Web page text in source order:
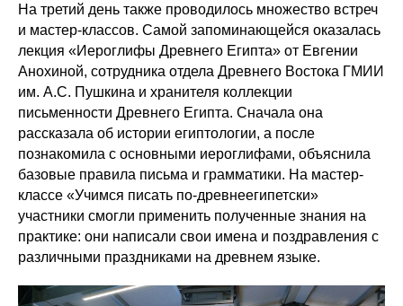
На третий день также проводилось множество встреч
и мастер-классов. Самой запоминающейся оказалась
лекция «Иероглифы Древнего Египта» от Евгении
Анохиной, сотрудника отдела Древнего Востока ГМИИ
им. А.С. Пушкина и хранителя коллекции
письменности Древнего Египта. Сначала она
рассказала об истории египтологии, а после
познакомила с основными иероглифами, объяснила
базовые правила письма и грамматики. На мастер-
классе «Учимся писать по-древнеегипетски»
участники смогли применить полученные знания на
практике: они написали свои имена и поздравления с
различными праздниками на древнем языке.